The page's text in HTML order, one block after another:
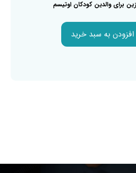
برای والدین کودکان اوتیسم
افزودن به سبد خرید